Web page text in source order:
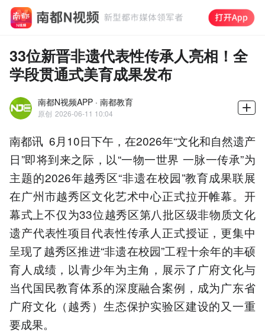
33位新晋非遗代表性传承人亮相！全
学段贯通式美育成果发布
南都N视频APP · 南都教育
原创 2026-06-11 10:04
南都讯 6月10日下午，在2026年“文化和自然遗产
日”即将到来之际，以“一物一世界 一脉一传承”为
主题的2026年越秀区“非遗在校园”教育成果联展
在广州市越秀区文化艺术中心正式拉开帷幕。开
幕式上不仅为33位越秀区第八批区级非物质文化
遗产代表性项目代表性传承人正式授证，更集中
呈现了越秀区推进“非遗在校园”工程十余年的丰硕
育人成绩，以青少年为主角，展示了广府文化与
当代国民教育体系的深度融合案例，成为广东省
广府文化（越秀）生态保护实验区建设的又一重
要成果。